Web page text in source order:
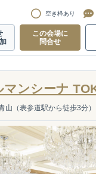
空き枠あり
この会場に
問合せ
マンシーナ
山（表参道駅から徒歩3分）